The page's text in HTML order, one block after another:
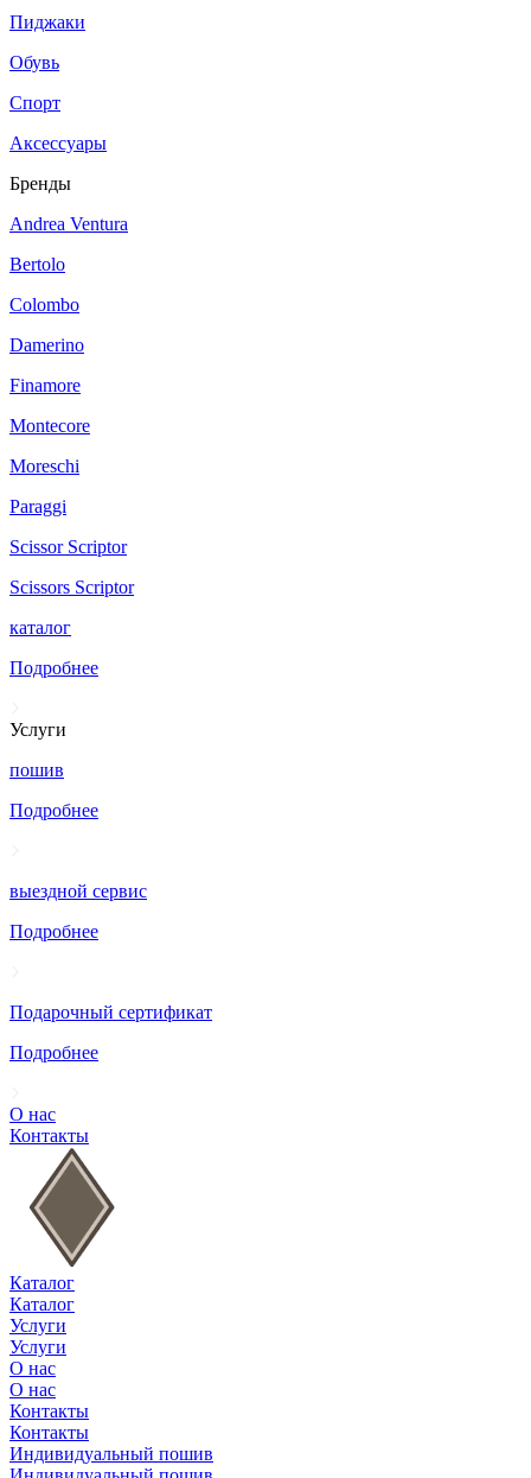
Пиджаки
Обувь
Спорт
Аксессуары
Бренды
Andrea Ventura
Bertolo
Colombo
Damerino
Finamore
Montecore
Moreschi
Paraggi
Scissor Scriptor
Scissors Scriptor
каталог
Подробнее
Услуги
пошив
Подробнее
выездной сервис
Подробнее
Подарочный сертификат
Подробнее
О нас
Контакты
Каталог
Каталог
Услуги
Услуги
О нас
О нас
Контакты
Контакты
Индивидуальный пошив